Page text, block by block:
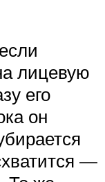
лицевую
его
он
—